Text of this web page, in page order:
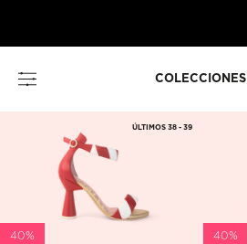
COLECCIONES
40%
ÚLTIMOS 38 - 39
40%